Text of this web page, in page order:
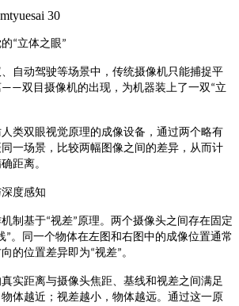
mtyuesai 30
“立体之眼”
自动驾驶等场景中，传统摄像机只能捕捉平
——双目摄像机的出现，为机器装上了一双 “立
类双眼视觉原理的成像设备，通过两个略有
一场景，比较两幅图像之间的差异，从而计
距离。
度感知
制基于“视差” 原理。两个摄像头之间存在固定
”。同一个物体在左图和右图中的成像位置通常
的位置差异即为“视差”。
实距离与摄像头焦距、基线和视差之间满足
体越近；视差越小，物体越远。通过这一原